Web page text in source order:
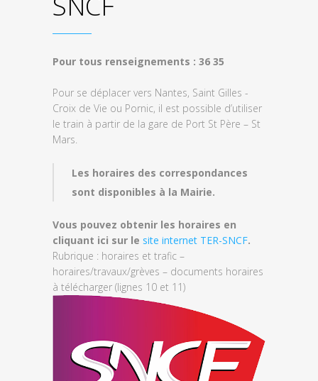
Pour tous renseignements : 36 35
Pour se déplacer vers Nantes, Saint ­Gilles ­
Croix ­de Vie ou Pornic, il est possible d’utiliser
le train à partir de la gare de Port St Père – St
Mars.
Les horaires des correspondances
sont disponibles à la Mairie.
Vous pouvez obtenir les horaires en
cliquant ici sur le site internet TER-SNCF.
Rubrique : horaires et trafic –
horaires/travaux/grèves – documents horaires
à télécharger (lignes 10 et 11)